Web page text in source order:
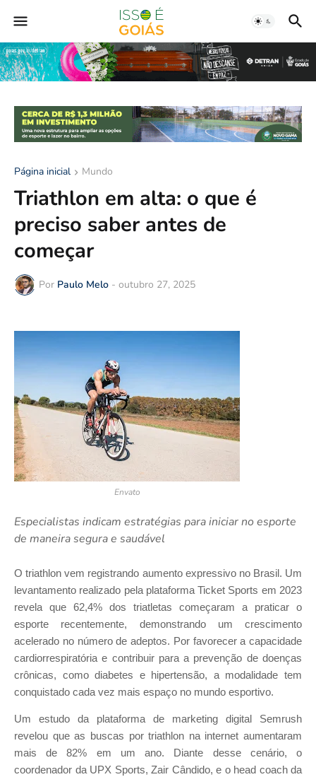
Página inicial Mundo
Triathlon em alta: o que é
preciso saber antes de
começar
Por Paulo Melo - outubro 27, 2025
Envato
Especialistas indicam estratégias para iniciar no esporte
de maneira segura e saudável
O triathlon vem registrando aumento expressivo no Brasil. Um
levantamento realizado pela plataforma Ticket Sports em 2023
revela que 62,4% dos triatletas começaram a praticar o
esporte recentemente, demonstrando um crescimento
acelerado no número de adeptos. Por favorecer a capacidade
cardiorrespiratória e contribuir para a prevenção de doenças
crônicas, como diabetes e hipertensão, a modalidade tem
conquistado cada vez mais espaço no mundo esportivo.
Um estudo da plataforma de marketing digital Semrush
revelou que as buscas por triathlon na internet aumentaram
mais de 82% em um ano. Diante desse cenário, o
coordenador da UPX Sports, Zair Cândido, e o head coach da